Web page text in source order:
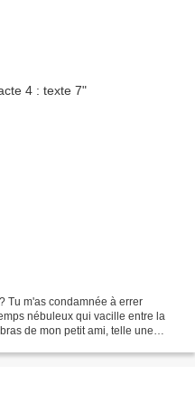
Tu m'as condamnée à errer
nébuleux qui vacille entre la
de mon petit ami, telle une